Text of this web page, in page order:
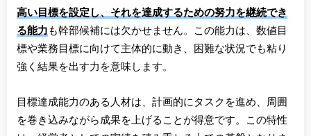
高い目標を設定し、それを達成するための努力を継続でき
る能力も幹部候補には欠かせません。この能力は、数値目
標や業務目標に向けて主体的に動き、困難な状況でも粘り
強く結果を出す力を意味します。
目標達成能力のある人材は、計画的にタスクを進め、周囲
を巻き込みながら成果を上げることが得意です。この特性